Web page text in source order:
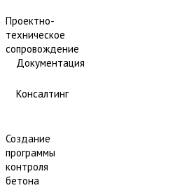
Проектно-
техническое
сопровождение
Документация
Консалтинг
Создание
программы
контроля
бетона